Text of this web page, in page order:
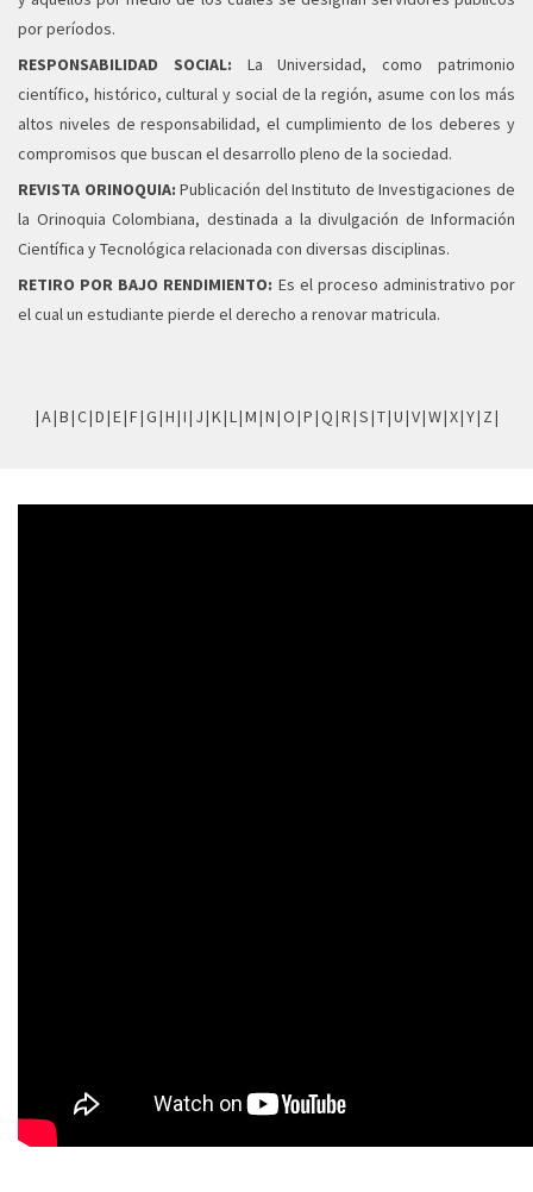
por períodos.
RESPONSABILIDAD SOCIAL: La Universidad, como patrimonio
científico, histórico, cultural y social de la región, asume con los más
altos niveles de responsabilidad, el cumplimiento de los deberes y
compromisos que buscan el desarrollo pleno de la sociedad.
REVISTA ORINOQUIA:Publicación del Instituto de Investigaciones de
la Orinoquia Colombiana, destinada a la divulgación de Información
Científica y Tecnológica relacionada con diversas disciplinas.
RETIRO POR BAJO RENDIMIENTO: Es el proceso administrativo por
el cual un estudiante pierde el derecho a renovar matricula.
|A|B|C|D|E|F|G|H|I| J|K|L|M|N|O|P|Q|R|S|T|U|V|W|X|Y| Z|